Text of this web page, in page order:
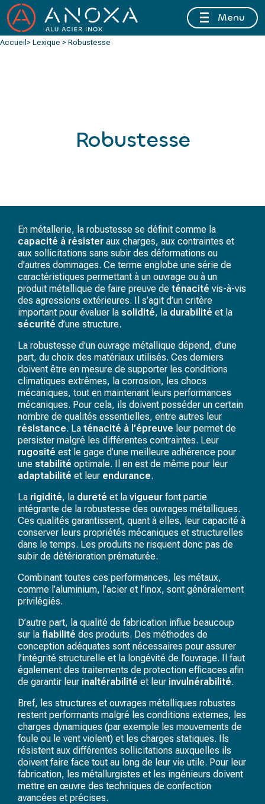
FERMETURE ESTIVALE DU 10 AU 16 AOÛT 2026 INCLUSMenu
Accueil > Lexique > Robustesse
Robustesse
En métallerie, la robustesse se définit comme la
capacité à résister aux charges, aux contraintes et
aux sollicitations sans subir des déformations ou
d’autres dommages. Ce terme englobe une série de
caractéristiques permettant à un ouvrage ou à un
produit métallique de faire preuve de ténacité vis-à-vis
des agressions extérieures. Il s’agit d’un critère
important pour évaluer la solidité, la durabilité et la
sécurité d’une structure.
La robustesse d’un ouvrage métallique dépend, d’une
part, du choix des matériaux utilisés. Ces derniers
doivent être en mesure de supporter les conditions
climatiques extrêmes, la corrosion, les chocs
mécaniques, tout en maintenant leurs performances
mécaniques. Pour cela, ils doivent posséder un certain
nombre de qualités essentielles, entre autres leur
résistance. La ténacité à l’épreuve leur permet de
persister malgré les différentes contraintes. Leur
rugosité est le gage d’une meilleure adhérence pour
une stabilité optimale. Il en est de même pour leur
adaptabilité et leur endurance.
La rigidité, la dureté et la vigueur font partie
intégrante de la robustesse des ouvrages métalliques.
Ces qualités garantissent, quant à elles, leur capacité à
conserver leurs propriétés mécaniques et structurelles
dans le temps. Les produits ne risquent donc pas de
subir de détérioration prématurée.
Combinant toutes ces performances, les métaux,
comme l’aluminium, l’acier et l’inox, sont généralement
privilégiés.
D’autre part, la qualité de fabrication influe beaucoup
sur la fiabilité des produits. Des méthodes de
conception adéquates sont nécessaires pour assurer
l’intégrité structurelle et la longévité de l’ouvrage. Il faut
également des traitements de protection efficaces afin
de garantir leur inaltérabilité et leur invulnérabilité.
Bref, les structures et ouvrages métalliques robustes
restent performants malgré les conditions externes, les
charges dynamiques (par exemple les mouvements de
foule ou le vent violent) et les charges statiques. Ils
résistent aux différentes sollicitations auxquelles ils
doivent faire face tout au long de leur vie utile. Pour leur
fabrication, les métallurgistes et les ingénieurs doivent
mettre en œuvre des techniques de confection
avancées et précises.